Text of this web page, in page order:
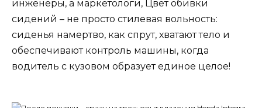
инженеры, а маркетологи, Цвет обивки
сидений – не просто стилевая вольность:
сиденья намертво, как спрут, хватают тело и
обеспечивают контроль машины, когда
водитель с кузовом образует единое целое!